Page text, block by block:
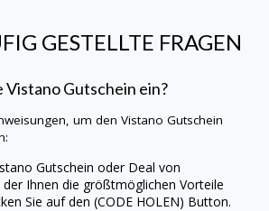
GESTELLTE FRAGEN
VistanoGutschein ein?
um den Vistano Gutschein
Gutschein oder Deal von
der Ihnen die größtmöglichen Vorteile
Sie auf den (CODE HOLEN) Button.